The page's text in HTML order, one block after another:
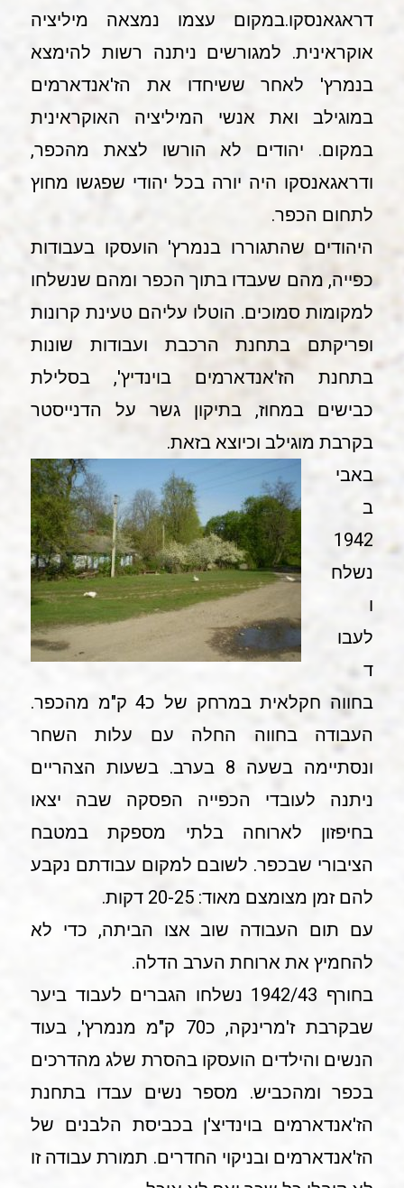
דראגאנסקו.במקום עצמו נמצאה מיליציה
אוקראינית. למגורשים ניתנה רשות להימצא
בנמרץ' לאחר ששיחדו את הז'אנדארמים
במוגילב ואת אנשי המיליציה האוקראינית
במקום. יהודים לא הורשו לצאת מהכפר,
ודראגאנסקו היה יורה בכל יהודי שפגשו מחוץ
לתחום הכפר.
היהודים שהתגוררו בנמרץ' הועסקו בעבודות
כפייה, מהם שעבדו בתוך הכפר ומהם שנשלחו
למקומות סמוכים. הוטלו עליהם טעינת קרונות
ופריקתם בתחנת הרכבת ועבודות שונות
בתחנת הז'אנדארמים בוינדיץ', בסלילת
כבישים במחוז, בתיקון גשר על הדנייסטר
בקרבת מוגילב וכיוצא בזאת.
באבי
ב
1942
נשלח
ו
לעבו
ד
בחווה חקלאית במרחק של כ4 ק"מ מהכפר.
העבודה בחווה החלה עם עלות השחר
ונסתיימה בשעה 8 בערב. בשעות הצהריים
ניתנה לעובדי הכפייה הפסקה שבה יצאו
בחיפזון לארוחה בלתי מספקת במטבח
הציבורי שבכפר. לשובם למקום עבודתם נקבע
להם זמן מצומצם מאוד: 20-25 דקות.
עם תום העבודה שוב אצו הביתה, כדי לא
להחמיץ את ארוחת הערב הדלה.
בחורף 1942/43 נשלחו הגברים לעבוד ביער
שבקרבת ז'מרינקה, כ70 ק"מ מנמרץ', בעוד
הנשים והילדים הועסקו בהסרת שלג מהדרכים
בכפר ומהכביש. מספר נשים עבדו בתחנת
הז'אנדארמים בוינדיצ'ן בכביסת הלבנים של
הז'אנדארמים ובניקוי החדרים. תמורת עבודה זו